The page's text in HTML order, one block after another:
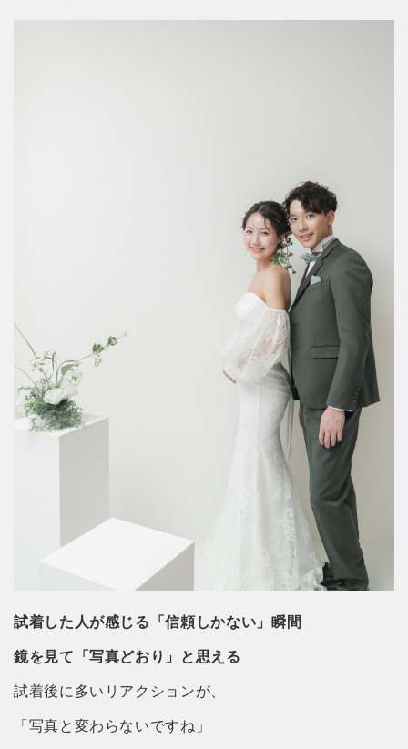
試着した人が感じる「信頼しかない」瞬間
鏡を見て「写真どおり」と思える
試着後に多いリアクションが、
「写真と変わらないですね」